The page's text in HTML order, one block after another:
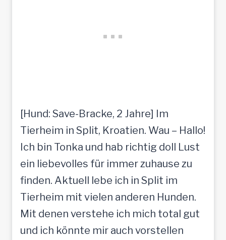
[Hund: Save-Bracke, 2 Jahre] Im
Tierheim in Split, Kroatien. Wau – Hallo!
Ich bin Tonka und hab richtig doll Lust
ein liebevolles für immer zuhause zu
finden. Aktuell lebe ich in Split im
Tierheim mit vielen anderen Hunden.
Mit denen verstehe ich mich total gut
und ich könnte mir auch vorstellen